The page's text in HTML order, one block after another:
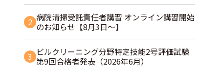
2 病院清掃受託責任者講習 オンライン講習開始
のお知らせ【8月3日～】
3 ビルクリーニング分野特定技能2号評価試験
第9回合格者発表（2026年6月）